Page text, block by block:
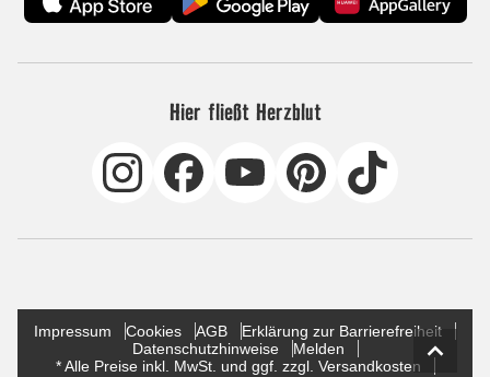
Hier fließt Herzblut
Impressum Cookies AGB
Erklärung zur Barrierefreiheit
Datenschutzhinweise
Melden
* Alle Preise inkl. MwSt. und ggf. zzgl. Versandkosten